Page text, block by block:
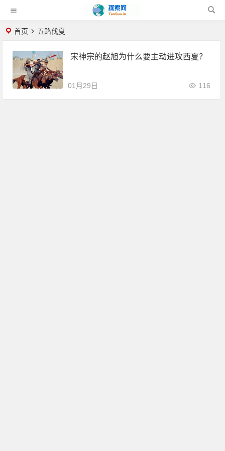
首页 五路伐夏
宋神宗的赵旭为什么要主动进攻西夏？
01月29日 116